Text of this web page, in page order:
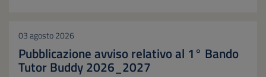
03 agosto 2026
Pubblicazione avviso relativo al 1° Bando
Tutor Buddy 2026_2027